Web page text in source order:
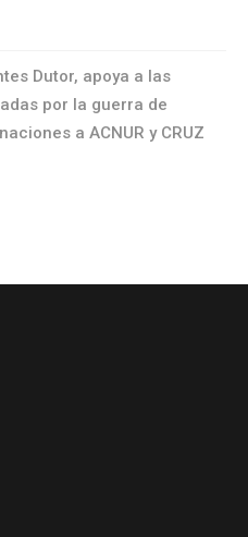
Dutor, apoya a las
por la guerra de
a ACNUR y CRUZ